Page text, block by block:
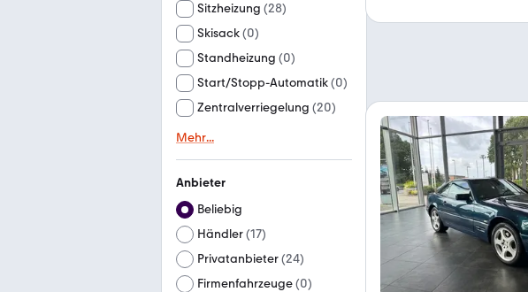
Sitzheizung (28)
Skisack(0)
Standheizung (0)
Start/Stopp-Automatik(0)
Zentralverriegelung (20)
Mehr...
Anbieter
Beliebig
Händler(17)
Privatanbieter(24)
Firmenfahrzeuge(0)